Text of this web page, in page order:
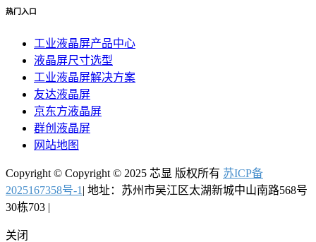
热门入口
工业液晶屏产品中心
液晶屏尺寸选型
工业液晶屏解决方案
友达液晶屏
京东方液晶屏
群创液晶屏
网站地图
Copyright © Copyright © 2025 芯显 版权所有 苏ICP备
2025167358号-1 | 地址：苏州市吴江区太湖新城中山南路568号
30栋703 |
关闭